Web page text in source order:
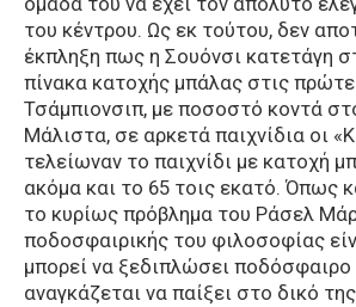
του κέντρου. Ως εκ τούτου, δεν
έκπληξη πως η Σουόνσι κατετάγη
πίνακα κατοχής μπάλας στις
Τσάμπιονσιπ, με ποσοστό κοντά
Μάλιστα, σε αρκετά παιχνίδια οι
τελείωναν το παιχνίδι με κατοχή
ακόμα και το 65 τοις εκατό. Όπως
το κυρίως πρόβλημα του Ράσελ
ποδοσφαιρικής του φιλοσοφίας
μπορεί να ξεδιπλώσει ποδόσφαιρο
αναγκάζεται να παίξει στο δικό